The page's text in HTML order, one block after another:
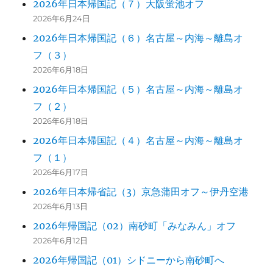
2026年日本帰国記（７）大阪蛍池オフ
2026年6月24日
2026年日本帰国記（６）名古屋～内海～離島オ
フ（３）
2026年6月18日
2026年日本帰国記（５）名古屋～内海～離島オ
フ（２）
2026年6月18日
2026年日本帰国記（４）名古屋～内海～離島オ
フ（１）
2026年6月17日
2026年日本帰省記（3）京急蒲田オフ～伊丹空港
2026年6月13日
2026年帰国記（02）南砂町「みなみん」オフ
2026年6月12日
2026年帰国記（01）シドニーから南砂町へ